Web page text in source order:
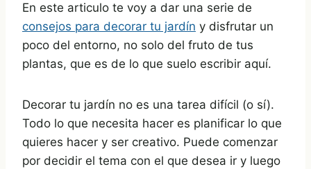
En este articulo te voy a dar una serie de
consejos para decorar tu jardín y disfrutar un
poco del entorno, no solo del fruto de tus
plantas, que es de lo que suelo escribir aquí.
Decorar tu jardín no es una tarea difícil (o sí).
Todo lo que necesita hacer es planificar lo que
quieres hacer y ser creativo. Puede comenzar
por decidir el tema con el que desea ir y luego